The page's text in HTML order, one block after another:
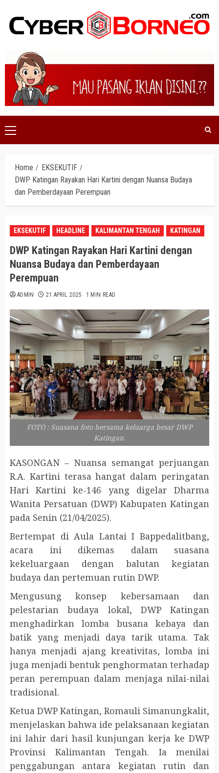
content
Primary
Menu
Home
EKSEKUTIF
DWP Katingan Rayakan Hari Kartini dengan Nuansa Budaya
dan Pemberdayaan Perempuan
EKSEKUTIF HEADLINE KALIMANTAN TENGAH KATINGAN
DWP Katingan Rayakan Hari Kartini dengan
Nuansa Budaya dan Pemberdayaan
Perempuan
ADMIN 21 APRIL 2025 1 MIN READ
FOTO : Suasana foto bersama keluarga besar DWP
Katingan.
KASONGAN – Nuansa semangat perjuangan
R.A. Kartini terasa hangat dalam peringatan
Hari Kartini ke-146 yang digelar Dharma
Wanita Persatuan (DWP) Kabupaten Katingan
pada Senin (21/04/2025).
Bertempat di Aula Lantai I Bappedalitbang,
acara ini dikemas dalam suasana
kekeluargaan dengan balutan kegiatan
budaya dan pertemuan rutin DWP.
Mengusung konsep kebersamaan dan
pelestarian budaya lokal, DWP Katingan
menghadirkan lomba busana kebaya dan
batik yang menjadi daya tarik utama. Tak
hanya menjadi ajang kreativitas, lomba ini
juga menjadi bentuk penghormatan terhadap
peran perempuan dalam menjaga nilai-nilai
tradisional.
Ketua DWP Katingan, Romauli Simanungkalit,
menjelaskan bahwa ide pelaksanaan kegiatan
ini lahir dari hasil kunjungan kerja ke DWP
Provinsi Kalimantan Tengah. Ia menilai
penggabungan antara kegiatan rutin dan